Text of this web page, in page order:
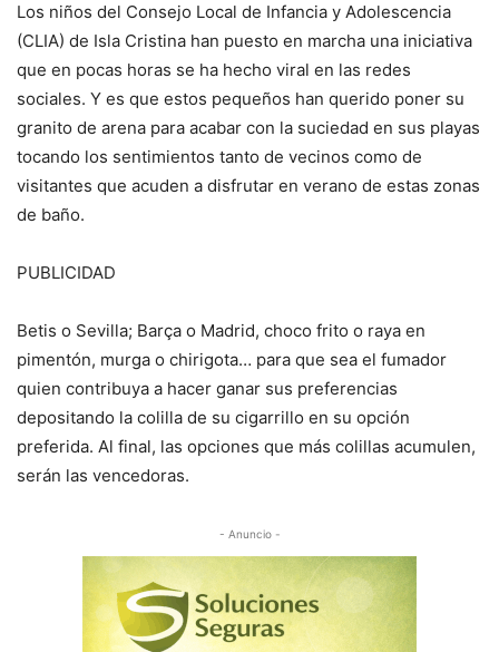
Los niños del Consejo Local de Infancia y Adolescencia
(CLIA) de Isla Cristina han puesto en marcha una iniciativa
que en pocas horas se ha hecho viral en las redes
sociales. Y es que estos pequeños han querido poner su
granito de arena para acabar con la suciedad en sus playas
tocando los sentimientos tanto de vecinos como de
visitantes que acuden a disfrutar en verano de estas zonas
de baño.
PUBLICIDAD
Betis o Sevilla; Barça o Madrid, choco frito o raya en
pimentón, murga o chirigota… para que sea el fumador
quien contribuya a hacer ganar sus preferencias
depositando la colilla de su cigarrillo en su opción
preferida. Al final, las opciones que más colillas acumulen,
serán las vencedoras.
- Anuncio -